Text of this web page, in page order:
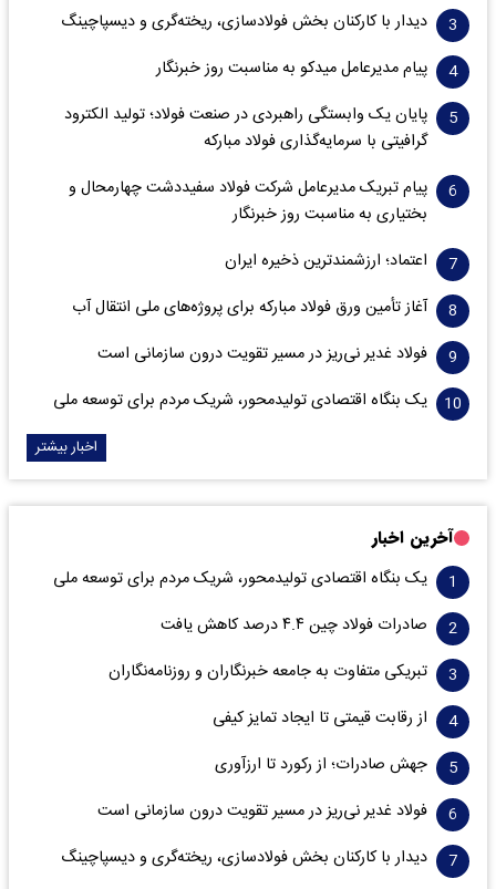
دیدار با کارکنان بخش فولادسازی، ریخته‌گری و دیسپاچینگ
پیام مدیرعامل میدکو به مناسبت روز خبرنگار
پایان یک وابستگی راهبردی در صنعت فولاد؛ تولید الکترود
گرافیتی با سرمایه‌گذاری فولاد مبارکه
پیام تبریک مدیرعامل شرکت فولاد سفیددشت چهارمحال و
بختیاری به مناسبت روز خبرنگار
اعتماد؛ ارزشمندترین ذخیره ایران
آغاز تأمین ورق فولاد مبارکه برای پروژه‌های ملی انتقال آب
فولاد غدیر نی‌ریز در مسیر تقویت درون سازمانی است
یک بنگاه اقتصادی تولیدمحور، شریک مردم برای توسعه ملی
اخبار بیشتر
آخرین اخبار
یک بنگاه اقتصادی تولیدمحور، شریک مردم برای توسعه ملی
صادرات فولاد چین ۴.۴ درصد کاهش یافت
تبریکی متفاوت به جامعه خبرنگاران و روزنامه‌نگاران
از رقابت قیمتی تا ایجاد تمایز کیفی
جهش صادرات؛ از رکورد تا ارزآوری
فولاد غدیر نی‌ریز در مسیر تقویت درون سازمانی است
دیدار با کارکنان بخش فولادسازی، ریخته‌گری و دیسپاچینگ